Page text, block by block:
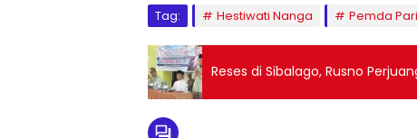
Tag: Hestiwati Nanga Pemda
Reses di Sibalago, Rusno